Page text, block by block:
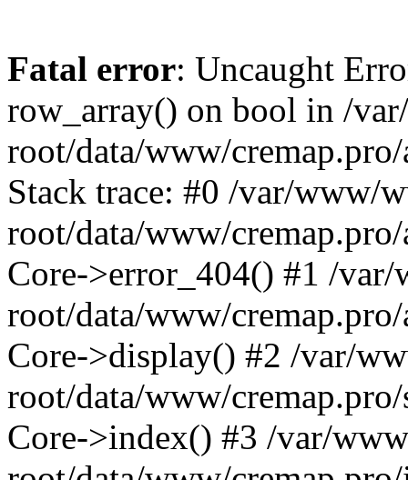
Fatal error: Uncaught
row_array() on bool in /
root/data/www/
Stack trace: #0 /var/www/
root/data/www/
Core->error_404() #1 /
root/data/www/
Core->display() #2 /var/
root/data/www/
Core->index() #3 /var/